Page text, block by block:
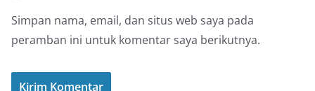
Simpan nama, email, dan situs web saya pada
peramban ini untuk komentar saya berikutnya.